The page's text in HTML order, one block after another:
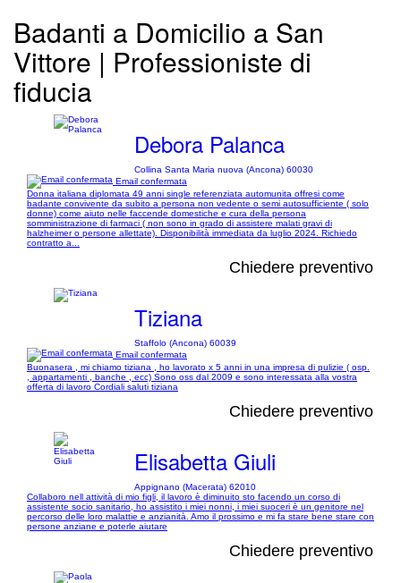
Badanti a Domicilio a San
Vittore | Professioniste di
fiducia
Debora Palanca
Collina Santa Maria nuova (Ancona) 60030
Email confermata
Donna italiana diplomata 49 anni single referenziata automunita offresi come
badante convivente da subito a persona non vedente o semi autosufficiente ( solo
donne) come aiuto nelle faccende domestiche e cura della persona
somministrazione di farmaci ( non sono in grado di assistere malati gravi di
halzheimer o persone allettate). Disponibilità immediata da luglio 2024. Richiedo
contratto a...
Chiedere preventivo
Tiziana
Staffolo (Ancona) 60039
Email confermata
Buonasera , mi chiamo tiziana , ho lavorato x 5 anni in una impresa di pulizie ( osp.
, appartamenti , banche , ecc) Sono oss dal 2009 e sono interessata alla vostra
offerta di lavoro Cordiali saluti tiziana
Chiedere preventivo
Elisabetta Giuli
Appignano (Macerata) 62010
Collaboro nell attività di mio figli, il lavoro è diminuito sto facendo un corso di
assistente socio sanitario, ho assistito i miei nonni, i miei suoceri è un genitore nel
percorso delle loro malattie e anzianità. Amo il prossimo e mi fa stare bene stare con
persone anziane e poterle aiutare
Chiedere preventivo